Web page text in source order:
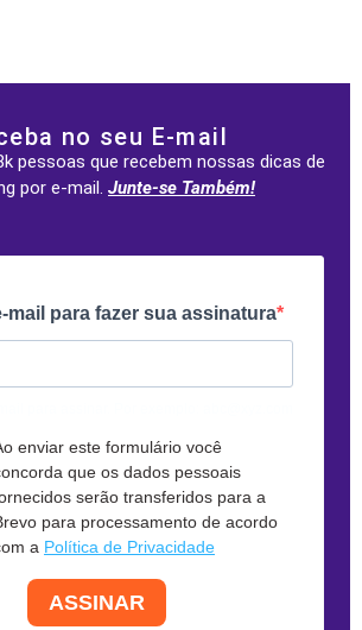
no seu E-mail
pessoas que recebem nossas dicas de
por e-mail. Junte-se Também!
mail para fazer sua assinatura
enviar este formulário você
que os dados pessoais
serão transferidos para a
para processamento de acordo
a Política de Privacidade
ASSINAR